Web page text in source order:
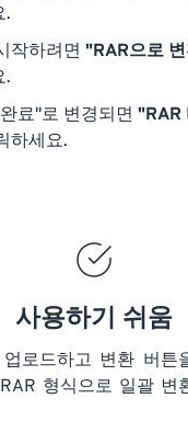
.
작하려면 "RAR으로
.
료"로 변경되면 "RAR
하세요.
사용하기 쉬움
로드하고 변환 버튼
RAR 형식으로 일괄 변